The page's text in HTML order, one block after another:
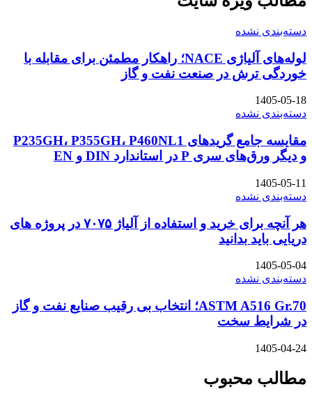
دسته‌بندی نشده
لوله‌های آلیاژی NACE؛ راهکار مطمئن برای مقابله با
خوردگی ترش در صنعت نفت و گاز
1405-05-18
دسته‌بندی نشده
مقایسه جامع گریدهای P235GH، P355GH، P460NL1
و دیگر ورق‌های سری P در استاندارد DIN و EN
1405-05-11
دسته‌بندی نشده
هر آنچه برای خرید و استفاده از آلیاژ ۷۰۷۵ در پروژه های
دریایی باید بدانید
1405-05-04
دسته‌بندی نشده
ASTM A516 Gr.70؛ انتخاب بی رقیب صنایع نفت و گاز
در شرایط سخت
1405-04-24
مطالب محبوب